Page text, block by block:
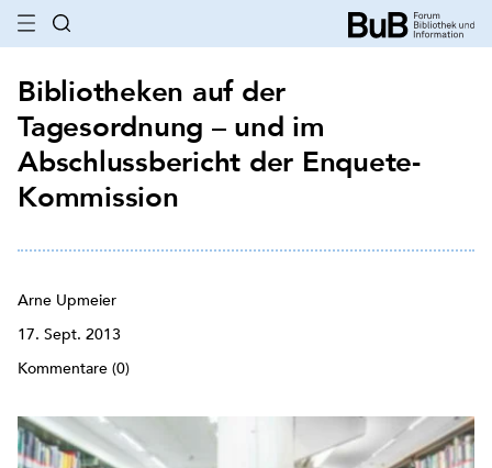
Bibliotheken auf der
Tagesordnung – und im
Abschlussbericht der Enquete-
Kommission
Arne Upmeier
17. Sept. 2013
Kommentare (0)